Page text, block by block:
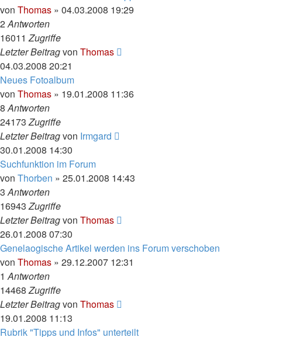
von Thomas » 04.03.2008 19:29
2Antworten
16011Zugriffe
Letzter Beitragvon Thomas
04.03.2008 20:21
Neues Fotoalbum
von Thomas » 19.01.2008 11:36
8Antworten
24173Zugriffe
Letzter Beitragvon Irmgard
30.01.2008 14:30
Suchfunktion im Forum
von Thorben » 25.01.2008 14:43
3Antworten
16943Zugriffe
Letzter Beitragvon Thomas
26.01.2008 07:30
Genelaogische Artikel werden ins Forum verschoben
von Thomas » 29.12.2007 12:31
1Antworten
14468Zugriffe
Letzter Beitragvon Thomas
19.01.2008 11:13
Rubrik "Tipps und Infos" unterteilt